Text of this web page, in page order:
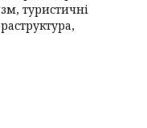
туристичні